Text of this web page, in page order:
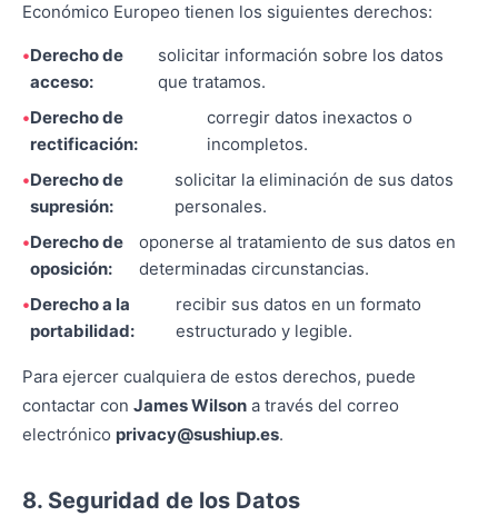
Económico Europeo tienen los siguientes derechos:
Derecho de
acceso:
solicitar información sobre los datos
que tratamos.
Derecho de
rectificación:
corregir datos inexactos o
incompletos.
Derecho de
supresión:
solicitar la eliminación de sus datos
personales.
Derecho de
oposición:
oponerse al tratamiento de sus datos en
determinadas circunstancias.
Derecho a la
portabilidad:
recibir sus datos en un formato
estructurado y legible.
Para ejercer cualquiera de estos derechos, puede
contactar con James Wilson a través del correo
electrónico privacy@sushiup.es.
8. Seguridad de los Datos